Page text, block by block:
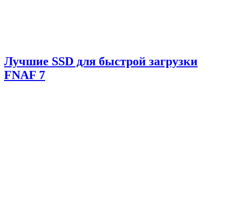
Лучшие SSD для быстрой загрузки
FNAF 7